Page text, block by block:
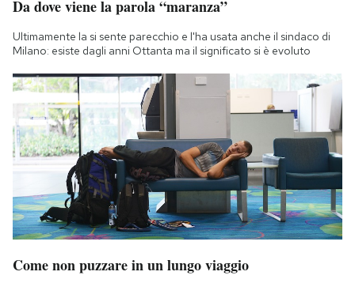
Da dove viene la parola “maranza”
Ultimamente la si sente parecchio e l'ha usata anche il sindaco di
Milano: esiste dagli anni Ottanta ma il significato si è evoluto
Come non puzzare in un lungo viaggio